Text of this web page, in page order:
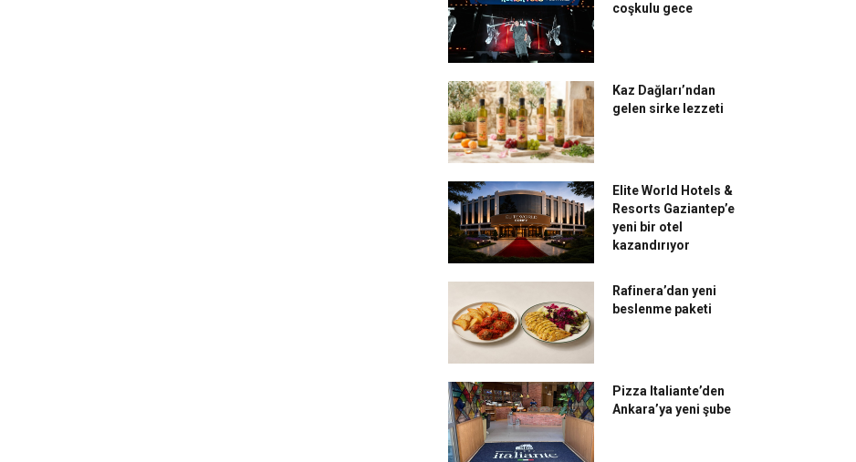
coşkulu gece
Kaz Dağları’ndan
gelen sirke lezzeti
Elite World Hotels &
Resorts Gaziantep’e
yeni bir otel
kazandırıyor
Rafinera’dan yeni
beslenme paketi
Pizza Italiante’den
Ankara’ya yeni şube